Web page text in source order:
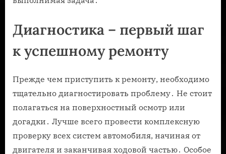
Диагностика – первый шаг
к успешному ремонту
Прежде чем приступить к ремонту, необходимо
тщательно диагностировать проблему․ Не стоит
полагаться на поверхностный осмотр или
догадки․ Лучше всего провести комплексную
проверку всех систем автомобиля, начиная от
двигателя и заканчивая ходовой частью․ Особое